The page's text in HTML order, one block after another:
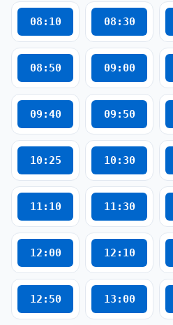
08:10 08:30
08:50 09:00
09:40 09:50
10:25 10:30
11:10 11:30
12:00 12:10
12:50 13:00